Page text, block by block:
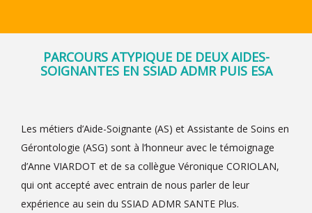
PARCOURS ATYPIQUE DE DEUX AIDES-
SOIGNANTES EN SSIAD ADMR PUIS ESA
Les métiers d’Aide-Soignante (AS) et Assistante de Soins en
Gérontologie (ASG) sont à l’honneur avec le témoignage
d’Anne VIARDOT et de sa collègue Véronique CORIOLAN,
qui ont accepté avec entrain de nous parler de leur
expérience au sein du SSIAD ADMR SANTE Plus.